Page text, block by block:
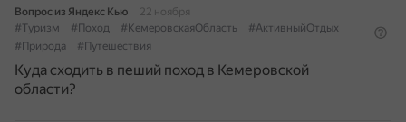
Вопрос из Яндекс Кью
22 ноября
#Туризм
#Поход #КемеровскаяОбласть
#АктивныйОтдых
#Природа
#Путешествия
Куда сходить в пеший поход в Кемеровской
области?